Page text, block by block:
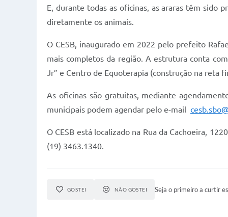
E, durante todas as oficinas, as araras têm sido
diretamente os animais.
O CESB, inaugurado em 2022 pelo prefeito
mais completos da região. A estrutura conta
Jr” e Centro de Equoterapia (construção na reta
As oficinas são gratuitas, mediante
municipais podem agendar pelo e-mail
O CESB está localizado na Rua da Cachoeira,
(19) 3463.1340.
GOSTEI NÃO GOSTEI Seja o primeiro a curtir